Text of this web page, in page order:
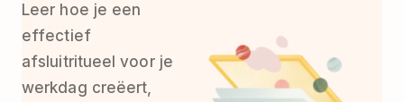
Leer hoe je een
effectief
afsluitritueel voor je
werkdag creëert,